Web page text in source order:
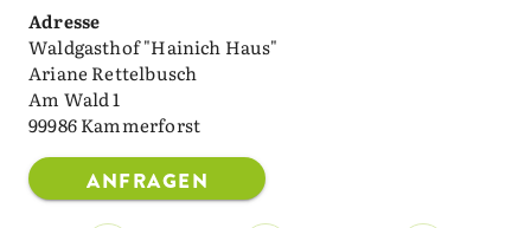
Adresse
Waldgasthof "Hainich Haus"
Ariane Rettelbusch
Am Wald 1
99986 Kammerforst
ANFRAGEN